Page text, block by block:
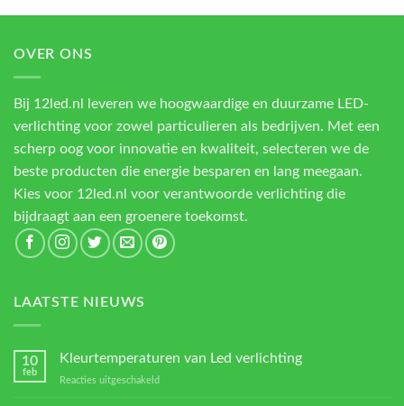
OVER ONS
Bij 12led.nl leveren we hoogwaardige en duurzame LED-
verlichting voor zowel particulieren als bedrijven. Met een
scherp oog voor innovatie en kwaliteit, selecteren we de
beste producten die energie besparen en lang meegaan.
Kies voor 12led.nl voor verantwoorde verlichting die
bijdraagt aan een groenere toekomst.
LAATSTE NIEUWS
10
feb
Kleurtemperaturen van Led verlichting
Reacties uitgeschakeld